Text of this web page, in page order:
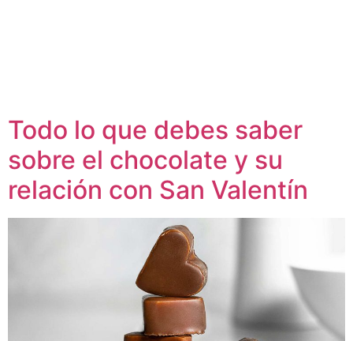
Todo lo que debes saber
sobre el chocolate y su
relación con San Valentín